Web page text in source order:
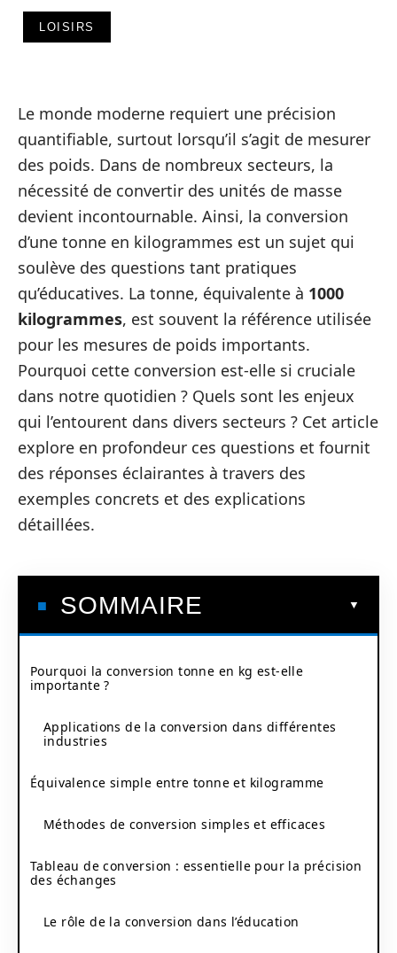
LOISIRS
Le monde moderne requiert une précision
quantifiable, surtout lorsqu’il s’agit de mesurer
des poids. Dans de nombreux secteurs, la
nécessité de convertir des unités de masse
devient incontournable. Ainsi, la conversion
d’une tonne en kilogrammes est un sujet qui
soulève des questions tant pratiques
qu’éducatives. La tonne, équivalente à 1000
kilogrammes, est souvent la référence utilisée
pour les mesures de poids importants.
Pourquoi cette conversion est-elle si cruciale
dans notre quotidien ? Quels sont les enjeux
qui l’entourent dans divers secteurs ? Cet article
explore en profondeur ces questions et fournit
des réponses éclairantes à travers des
exemples concrets et des explications
détaillées.
SOMMAIRE
Pourquoi la conversion tonne en kg est-elle
importante ?
Applications de la conversion dans différentes
industries
Équivalence simple entre tonne et kilogramme
Méthodes de conversion simples et efficaces
Tableau de conversion : essentielle pour la précision
des échanges
Le rôle de la conversion dans l’éducation